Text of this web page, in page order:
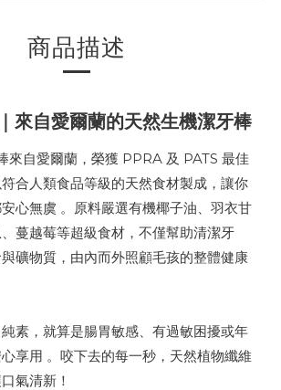
商品描述
來自愛爾蘭的天然生機潔牙棒
來自愛爾蘭，榮獲 PPRA 及 PATS 最佳
合人類食品等級的天然食材製成，讓你
心無虞 。原料嚴選有機椰子油、羽衣甘
蔓越莓等超級食材，不僅幫助清潔牙
礦物質，由內而外照顧毛孩的整體健康
素，就算是腸胃敏感、有過敏困擾或年
享用 。咬下去的每一秒，天然植物纖維
氣清新！